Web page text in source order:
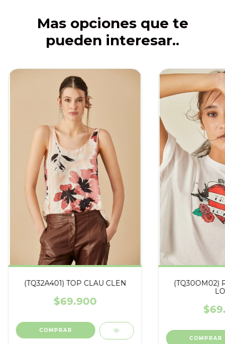
Mas opciones que te
pueden interesar..
(TQ32A401) TOP CLAU CLEN
$69.900
COMPRAR
(TQ30OM02)
COMPRAR